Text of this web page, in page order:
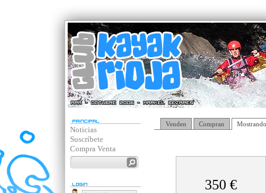
Noticias
Suscríbete
Compra Venta
Venden Compran
350 €